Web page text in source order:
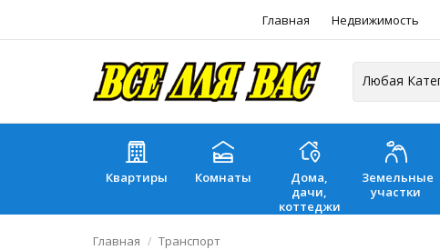
Главная Недвижимость
Квартиры Комнаты
Дома,
дачи,
коттеджи
Земельные
участки
Главная Транспорт